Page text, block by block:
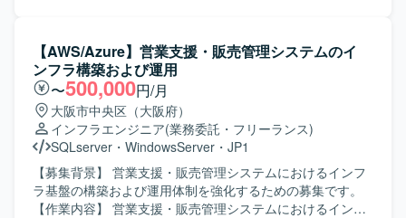
境は別途お打ち合わせ時に共有させていただきます。
ータパイプラインの設計・開発・最適化を担当していただ
きます。SQLを用いた大規模データ処理、データパイプラ
インの構築・運用、システム間データ連携の実現に加え、
従来型データウェアハウスとモダンデータスタック双方の
知見を活かしながら、データ活用基盤の高度化を推進して
いただきます。関係者と連携しながらデータ統合およびデ
ータ活用基盤の構築を推進していただきます。 【求める人
物像】 大規模データ処理やデータパイプライン設計に主体
的に取り組み、関係者と連携しながらデータ活用基盤の高
度化をリードしていただける方を求めています。 【ポジシ
【AWS/Azure】営業支援・販売管理システムのイ
ンフラ構築および運用
〜500,000円/月
大阪市中央区（大阪府）
インフラエンジニア(業務委託・フリーランス)
SQLserver ・ WindowsServer ・ JP1
【募集背景】 営業支援・販売管理システムにおけるインフ
ラ基盤の構築および運用体制を強化するための募集です。
【作業内容】 営業支援・販売管理システムにおけるインフ